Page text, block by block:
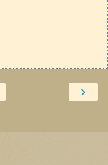
›